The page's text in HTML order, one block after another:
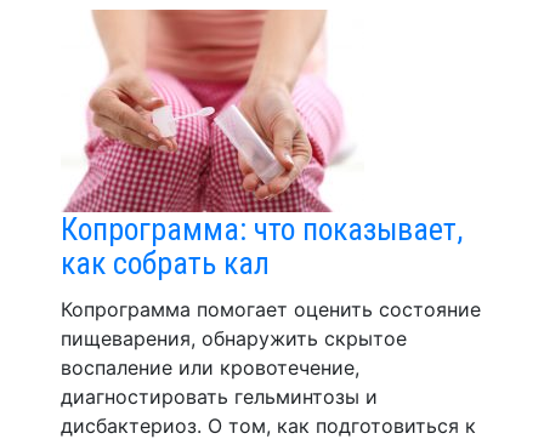
Копрограмма: что показывает,
как собрать кал
Копрограмма помогает оценить состояние
пищеварения, обнаружить скрытое
воспаление или кровотечение,
диагностировать гельминтозы и
дисбактериоз. О том, как подготовиться к